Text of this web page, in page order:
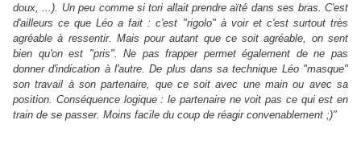
doux, ...). Un peu comme si tori allait prendre aïté dans ses bras. C'est
d'ailleurs ce que Léo a fait : c'est "rigolo" à voir et c'est surtout très
agréable à ressentir. Mais pour autant que ce soit agréable, on sent
bien qu'on est "pris". Ne pas frapper permet également de ne pas
donner d'indication à l'autre. De plus dans sa technique Léo "masque"
son travail à son partenaire, que ce soit avec une main ou avec sa
position. Conséquence logique : le partenaire ne voit pas ce qui est en
train de se passer. Moins facile du coup de réagir convenablement ;)"